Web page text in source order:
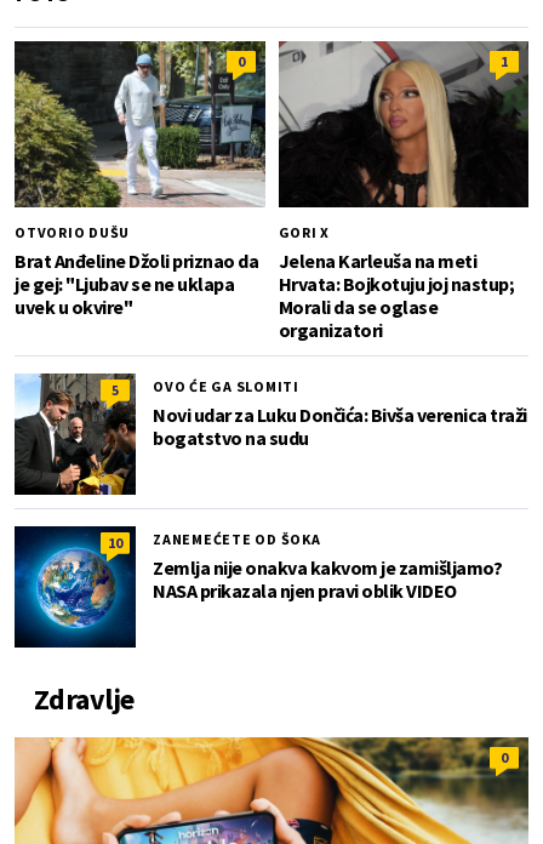
0
OTVORIO DUŠU
Brat Anđeline Džoli priznao da
je gej: "Ljubav se ne uklapa
uvek u okvire"
1
GORI X
Jelena Karleuša na meti
Hrvata: Bojkotuju joj nastup;
Morali da se oglase
organizatori
5 OVO ĆE GA SLOMITI
Novi udar za Luku Dončića: Bivša verenica traži
bogatstvo na sudu
10 ZANEMEĆETE OD ŠOKA
Zemlja nije onakva kakvom je zamišljamo?
NASA prikazala njen pravi oblik VIDEO
Zdravlje
0